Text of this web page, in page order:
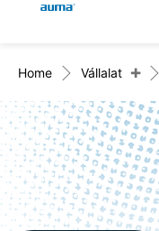
Termékek
Megoldások
Letöltések
Szerviz
Global
Európa
Ázsia és
térség
Keresés
Home Vállalat +